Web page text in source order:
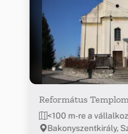
Református
<100 m-re a
Bakonyszentkirály,